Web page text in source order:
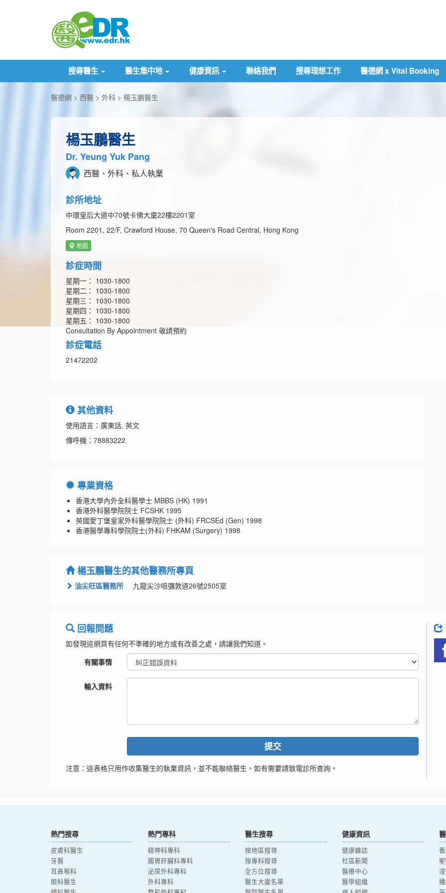
搜尋醫生 醫生集中地 健康資訊 聯絡我們 搜尋理想工作 醫德網 x Vital Booking
醫德網 西醫 外科 楊玉鵬醫生
楊玉鵬醫生
Dr. Yeung Yuk Pang
西醫、外科、私人執業
診所地址
中環皇后大道中70號卡佛大廈22樓2201室
Room 2201, 22/F, Crawford House, 70 Queen's Road Central, Hong Kong
地圖
診症時間
星期一： 1030-1800
星期二： 1030-1800
星期三： 1030-1800
星期四： 1030-1800
星期五： 1030-1800
Consultation By Appointment 敬請預約
診症電話
21472202
其他資料
使用語言：廣東話, 英文
傳呼機：78883222
專業資格
香港大學內外全科醫學士 MBBS (HK) 1991
香港外科醫學院院士 FCSHK 1995
英國愛丁堡皇家外科醫學院院士 (外科) FRCSEd (Gen) 1998
香港醫學專科學院院士(外科) FHKAM (Surgery) 1998
楊玉鵬醫生的其他醫務所專頁
油尖旺區醫務所 九龍尖沙咀彌敦道26號2505室
回報問題
如發現這網頁有任何不準確的地方或有改善之處，請讓我們知道。
有關事情
輸入資料
提交
注意：這表格只用作收集醫生的執業資訊，並不能聯絡醫生。如有需要請致電診所查詢。
熱門搜尋
皮膚科醫生
牙醫
耳鼻喉科
眼科醫生
熱門專科
精神科專科
腸胃肝臟科專科
泌尿外科專科
外科專科
醫生搜尋
按地區搜尋
按專科搜尋
全方位搜尋
醫生大廈名單
健康資訊
健康雜誌
社區新聞
醫療中心
醫學組織